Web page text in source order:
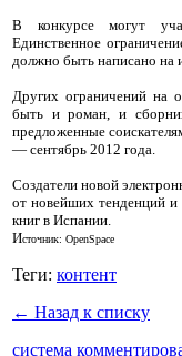
В конкурсе могут
Единственное
должно быть написано на
Других ограничений на
быть и роман, и
предложенные
— сентябрь 2012 года.
Создатели новой
от новейших тенденций и
книг в Испании.
Источник: OpenSpace
Теги: контент
← Назад к списку
система